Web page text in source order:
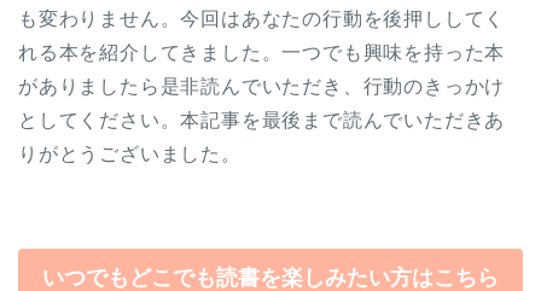
も変わりません。今回はあなたの行動を後押ししてく
れる本を紹介してきました。一つでも興味を持った本
がありましたら是非読んでいただき、行動のきっかけ
としてください。本記事を最後まで読んでいただきあ
りがとうございました。
いつでもどこでも読書を楽しみたい方はこちら